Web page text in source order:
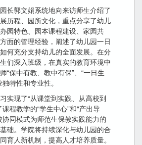
长郭文娟系统地向来访师生介绍了
历程、园所文化，重点分享了幼儿
园特色、园本课程建设、家园共
面的管理经验，阐述了幼儿园一日
何充分支持幼儿的全面发展。在分
们深入班级，在真实的教育环境中
“保中有教、教中有保”、“一日生
特性和专业性。
实现了“从课堂到实践、从高校到
程教学的“学生中心”和“产出导
协同模式为师范生保教实践能力的
础。学院将持续深化与幼儿园的合
育人新机制，提高人才培养质量。